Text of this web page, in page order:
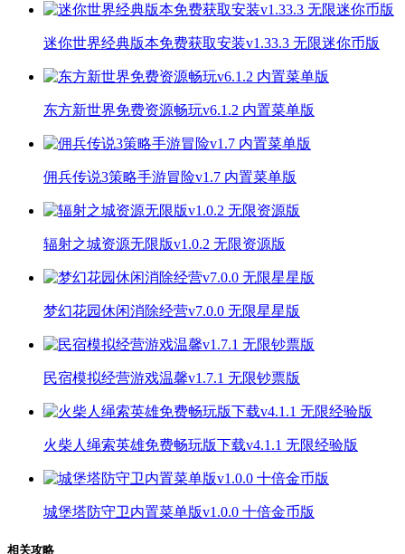
迷你世界经典版本免费获取安装v1.33.3 无限迷你币版
东方新世界免费资源畅玩v6.1.2 内置菜单版
佣兵传说3策略手游冒险v1.7 内置菜单版
辐射之城资源无限版v1.0.2 无限资源版
梦幻花园休闲消除经营v7.0.0 无限星星版
民宿模拟经营游戏温馨v1.7.1 无限钞票版
火柴人绳索英雄免费畅玩版下载v4.1.1 无限经验版
城堡塔防守卫内置菜单版v1.0.0 十倍金币版
相关攻略